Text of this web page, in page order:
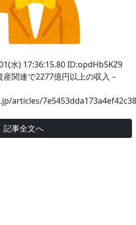
水) 17:36:15.80 ID:opdHb5KZ9
産関連で2277億円以上の収入－
articles/
記事全文へ